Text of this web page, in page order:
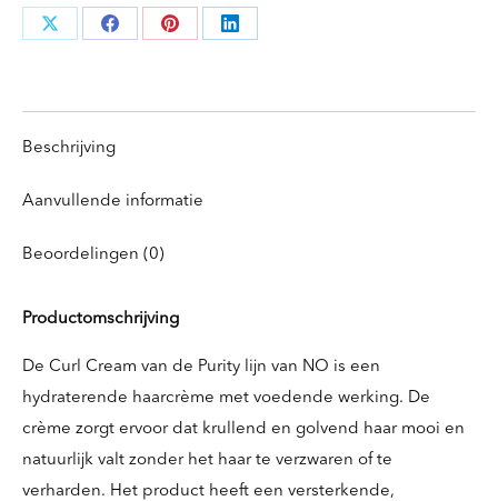
Deel
Deel
Deel
Deel
Beschrijving
Aanvullende informatie
Beoordelingen (0)
Productomschrijving
De Curl Cream van de Purity lijn van NO is een
hydraterende haarcrème met voedende werking. De
crème zorgt ervoor dat krullend en golvend haar mooi en
natuurlijk valt zonder het haar te verzwaren of te
verharden. Het product heeft een versterkende,